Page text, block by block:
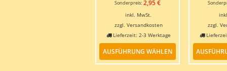
Sonderpreis: 2,95€Aktueller
inkl. MwSt.
zzgl. Versandkosten
Lieferzeit: 2-3 Werktage
AUSFÜHRUNG WÄHLEN
Dieses
Produkt
weist
zzgl.